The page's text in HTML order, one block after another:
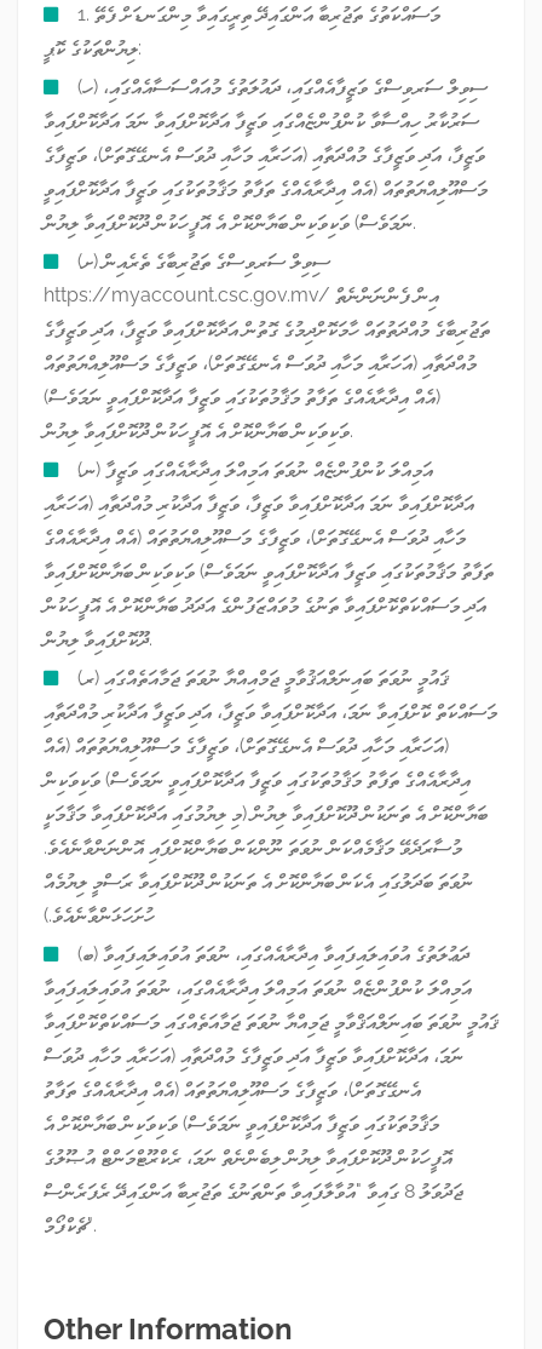
1. މަސައްކަތުގެ ތަޖުރިބާ އަންގައިދޭ ތިރީގައިވާ މިންގަނޑަށް ފެތޭ
ލިޔުންތަކުގެ ކޮޕީ:
(ހ) ސިވިލް ސަރވިސްގެ ވަޒީފާއެއްގައި، ދައުލަތުގެ މުއައްސަސާއެއްގައި،
ސަރުކާރު ހިއްސާވާ ކުންފުންޏެއްގައި ވަޒީފާ އަދާކޮށްފައިވާ ނަމަ އަދާކޮށްފައިވާ
ވަޒީފާ، އަދި ވަޒީފާގެ މުއްދަތާއި (އަހަރާއި މަހާއި ދުވަސް އެނގޭގޮތަށް)، ވަޒީފާގެ
މަސްއޫލިއްޔަތުތައް (އެއް އިދާރާއެއްގެ ތަފާތު މަޤާމުތަކުގައި ވަޒީފާ އަދާކޮށްފައިވީ
ނަމަވެސް) ވަކިވަކިން ބަޔާންކޮށް އެ އޮފީހަކުން ދޫކޮށްފައިވާ ލިޔުން.
(ށ) ސިވިލް ސަރވިސްގެ ތަޖުރިބާގެ ތެރެއިން
https://myaccount.csc.gov.mv/ އިން ފެންނަންނެތް
ތަޖުރިބާގެ މުއްދަތުތައް ހާމަކޮށްދިމުގެ ގޮތުން އަދާކޮށްފައިވާ ވަޒީފާ، އަދި ވަޒީފާގެ
މުއްދަތާއި (އަހަރާއި މަހާއި ދުވަސް އެނގޭގޮތަށް)، ވަޒީފާގެ މަސްއޫލިއްޔަތުތައް
(އެއް އިދާރާއެއްގެ ތަފާތު މަޤާމުތަކުގައި ވަޒީފާ އަދާކޮށްފައިވީ ނަމަވެސް)
ވަކިވަކިން ބަޔާންކޮށް އެ އޮފީހަކުން ދޫކޮށްފައިވާ ލިޔުން.
(ނ) އަމިއްލަ ކުންފުންޏެއް ނުވަތަ އަމިއްލަ އިދާރާއެއްގައި ވަޒީފާ
އަދާކޮށްފައިވާ ނަމަ އަދާކޮށްފައިވާ ވަޒީފާ، ވަޒީފާ އަދާކުރި މުއްދަތާއި (އަހަރާއި
މަހާއި ދުވަސް އެނގޭގޮތަށް)، ވަޒީފާގެ މަސްއޫލިއްޔަތުތައް (އެއް އިދާރާއެއްގެ
ތަފާތު މަޤާމުތަކުގައި ވަޒީފާ އަދާކޮށްފައިވީ ނަމަވެސް) ވަކިވަކިން ބަޔާންކޮށްފައިވާ
އަދި މަސައްކަތްކޮށްފައިވާ ތަނުގެ މުވައްޒަފުންގެ އަދަދު ބަޔާންކޮށް އެ އޮފީހަކުން
ދޫކޮށްފައިވާ ލިޔުން.
(ރ) ޤައުމީ ނުވަތަ ބައިނަލްއަޤުވާމީ ޖަމްއިއްޔާ ނުވަތަ ޖަމާއަތެއްގައި
މަސައްކަތް ކޮށްފައިވާ ނަމަ، އަދާކޮށްފައިވާ ވަޒީފާ، އަދި ވަޒީފާ އަދާކުރި މުއްދަތާއި
(އަހަރާއި މަހާއި ދުވަސް އެނގޭގޮތަށް)، ވަޒީފާގެ މަސްއޫލިއްޔަތުތައް (އެއް
އިދާރާއެއްގެ ތަފާތު މަޤާމުތަކުގައި ވަޒީފާ އަދާކޮށްފައިވީ ނަމަވެސް) ވަކިވަކިން
ބަޔާންކޮށް އެ ތަނަކުން ދޫކޮށްފައިވާ ލިޔުން (މި ލިޔުމުގައި އަދާކޮށްފައިވާ މަޤާމަކީ
މުސާރަދެވޭ މަޤާމެއްކަން ނުވަތަ ނޫންކަން ބަޔާންކޮށްފައި އޮންނަންވާނެއެވެ.
ނުވަތަ ބަދަލުގައި އެކަން ބަޔާންކޮށް އެ ތަނަކުން ދޫކޮށްފައިވާ ރަސްމީ ލިޔުމެއް
ހުށަހަޅަންވާނެއެވެ.)
(ބ) ދަޢުލަތުގެ އުވައިލައިފައިވާ އިދާރާއެއްގައި، ނުވަތަ އުވައިލައިފައިވާ
އަމިއްލަ ކުންފުންޏެއް ނުވަތަ އަމިއްލަ އިދާރާއެއްގައި، ނުވަތަ އުވައިލައިފައިވާ
ޤައުމީ ނުވަތަ ބައިނަލްއަޤްވާމީ ޖަމިއްޔާ ނުވަތަ ޖަމާއަތެއްގައި މަސައްކަތްކޮށްފައިވާ
ނަމަ، އަދާކޮށްފައިވާ ވަޒީފާ އަދި ވަޒީފާގެ މުއްދަތާއި (އަހަރާއި މަހާއި ދުވަސް
އެނގޭގޮތަށް)، ވަޒީފާގެ މަސްއޫލިއްޔަތުތައް (އެއް އިދާރާއެއްގެ ތަފާތު
މަޤާމުތަކުގައި ވަޒީފާ އަދާކޮށްފައިވީ ނަމަވެސް) ވަކިވަކިން ބަޔާންކޮށް އެ
އޮފީހަކުން ދޫކޮށްފައިވާ ލިޔުން ލިބެންނެތް ނަމަ، ރެކްރޫޓްމަންޓް އުޞޫލުގެ
ޖަދުވަލު 8 ގައިވާ "އުވާލާފައިވާ ތަންތަނުގެ ތަޖުރިބާ އަންގައިދޭ ރެފަރެންސް
ޗެކްފޯމް".
Other Information